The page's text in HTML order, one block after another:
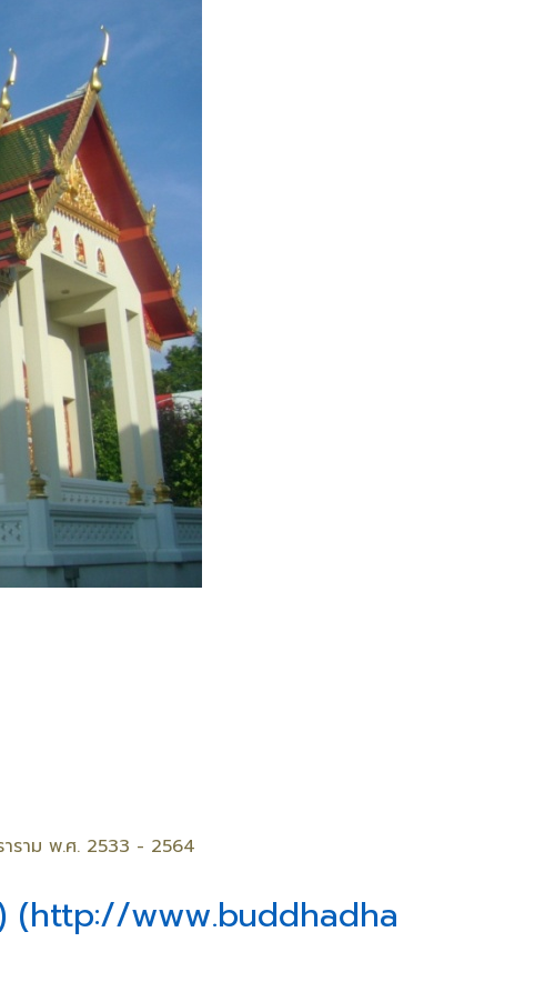
าราม พ.ศ. 2533 - 2564
(http://www.buddhadha